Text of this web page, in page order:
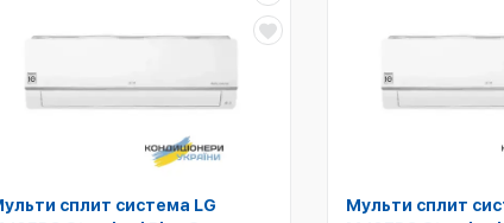
сплит система LG
Мульти сплит